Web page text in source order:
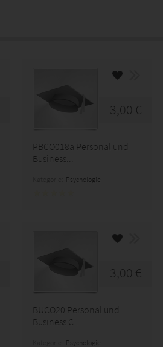
3,00 €
PBCO018a Personal und
Business...
Psychologie
3,00 €
BUCO20 Personal und
Business C...
Psychologie